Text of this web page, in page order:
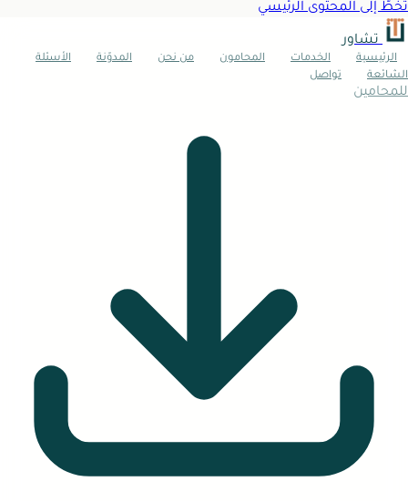
تخطَّ إلى المحتوى الرئيسي
تشاور
الرئيسية الخدمات المحامون من نحن المدوّنة
الأسئلة
الشائعة
تواصل
للمحامين